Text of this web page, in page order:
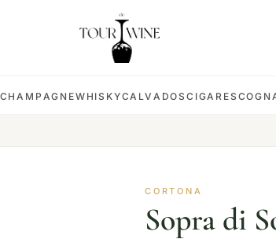
CHAMPAGNEWHISKYCALVADOS CIGARES
CORTONA
Sopra di